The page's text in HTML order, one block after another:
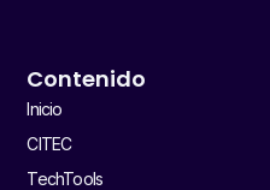
Contenido
Inicio
CITEC
TechTools